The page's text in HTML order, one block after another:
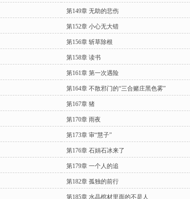
第149章 无助的悲伤
第152章 小心无大错
第156章 斩草除根
第158章 读书
第161章 第一次遇险
第164章 不散邪门的“三合赌庄黑色雾”
第167章 猪
第170章 雨夜
第173章 审“慧子”
第176章 石娟石冰来了
第179章 一个人的追
第182章 孤独的前行
第185章 水晶棺材里面的不是人